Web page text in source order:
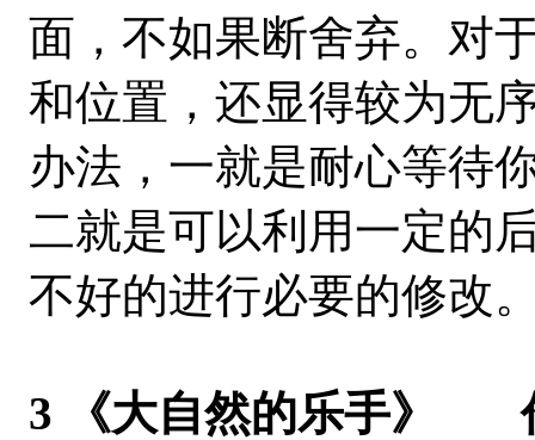
面，不如果断舍弃。对
和位置，还显得较为无
办法，一就是耐心等待
二就是可以利用一定的
不好的进行必要的修改
3 《大自然的乐手》